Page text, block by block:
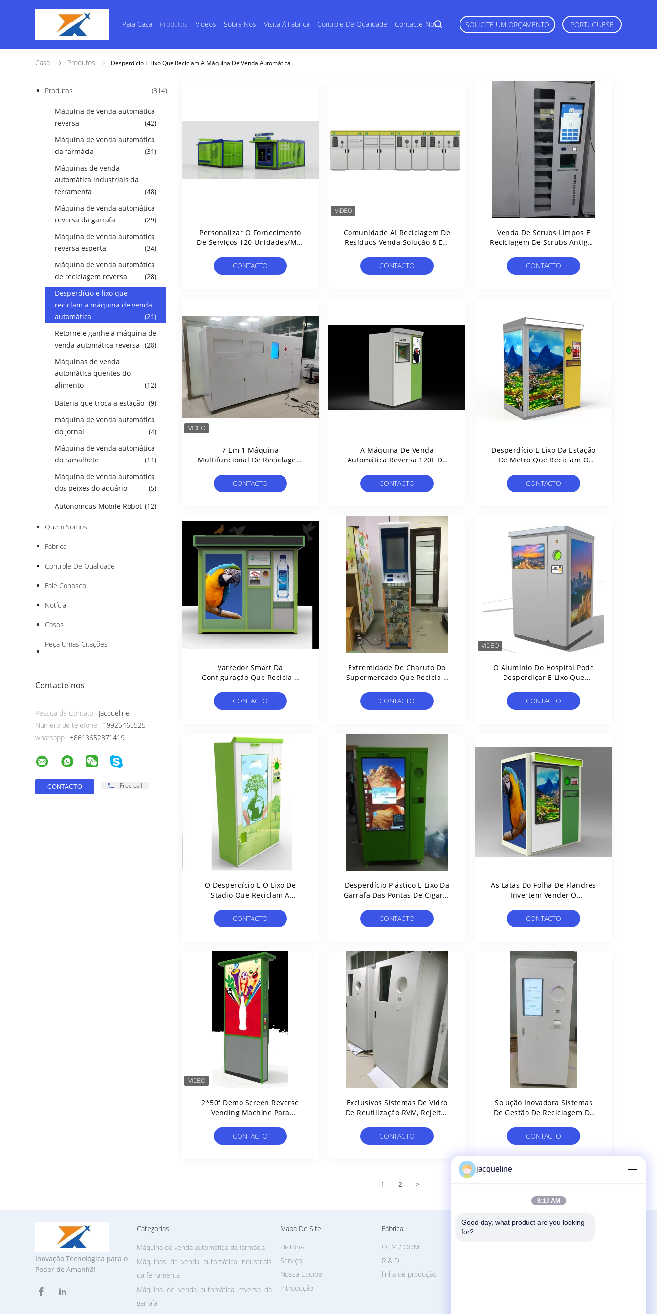
Para Casa Produtos Vídeos Sobre Nós Visita À Fábrica Controle De Qualidade Contacte-Nos SOLICITE UM ORÇAMENTO PORTUGUESE
Casa Produtos Desperdício E Lixo Que Reciclam A Máquina De Venda Automática
Produtos (314)
Máquina de venda automática
reversa
(42)
Máquina de venda automática
da farmácia
(31)
Máquinas de venda
automática industriais da
ferramenta
(48)
Máquina de venda automática
reversa da garrafa
(29)
Máquina de venda automática
reversa esperta
(34)
Máquina de venda automática
de reciclagem reversa
(28)
Desperdício e lixo que
reciclam a máquina de venda
automática
(21)
Retorne e ganhe a máquina de
venda automática reversa (28)
Máquinas de venda
automática quentes do
alimento
(12)
Bateria que troca a estação (9)
máquina de venda automática
do jornal
(4)
Máquina de venda automática
do ramalhete
(11)
Máquina de venda automática
dos peixes do aquário
(5)
Autonomous Mobile Robot (12)
Quem Somos
Fábrica
Controle De Qualidade
Fale Conosco
Notícia
Casos
Peça Umas Citações
Contacte-nos
Pessoa de Contato : Jacqueline
Número de telefone : 19925466525
whatsapp : +8613652371419
Free call
Personalizar O Fornecimento
De Serviços 120 Unidades/min
Reciclagem IA Contador E
Ordenador Rápidos
CONTACTO
Comunidade AI Reciclagem De
Resíduos Venda Solução 8 Em
Vidro Cartão Têxtil Eletrônico
Inteligente
CONTACTO
Venda De Scrubs Limpos E
Reciclagem De Scrubs Antigos,
Operado Por Cartão RFID Em
Hospitais E Laboratórios
CONTACTO
7 Em 1 Máquina
Multifuncional De Reciclagem
Grande Capacidade De
Armazenamento Da
CONTACTO
A Máquina De Venda
Automática Reversa 120L Do
Aceita A Garrafa Plástica Pak
Tetra
CONTACTO
Desperdício E Lixo Da Estação
De Metro Que Reciclam O
Venda Automática
CONTACTO
Varredor Smart Da
Configuração Que Recicla A
Automática 50 SKU Do Reverso
De RVM
CONTACTO
Extremidade De Charuto Do
Supermercado Que Recicla A
Da Máquina De Venda
Automática
CONTACTO
O Alumínio Do Hospital Pode
Desperdiçar E Lixo Que
Venda Automática
CONTACTO
O Desperdício E O Lixo De
Stadio Que Reciclam A
Automática Reciclam A
Garrafa IP54
CONTACTO
Desperdício Plástico E Lixo Da
Garrafa Das Pontas De Cigarro
Reciclam A Máquina De Venda
Automática
CONTACTO
As Latas Do Folha De Flandres
Invertem Vender O
Reciclam A Máquina De Venda
Automática 230V
CONTACTO
2*50” Demo Screen Reverse
Vending Machine Para
CONTACTO
Exclusivos Sistemas De Vidro
De Reutilização RVM, Rejeitar
Quebrado, Certificação CE,
ROHS
CONTACTO
Solução Inovadora Sistemas
De Gestão De Reciclagem De
De Até 1000 Garrafas
CONTACTO
1 2 >
Inovação Tecnológica para o
Poder de Amanhã!
Categorias
Máquina de venda automática da farmácia
Máquinas de venda automática industriais
da ferramenta
Máquina de venda automática reversa da
garrafa
Mapa Do Site
Introdução
História
Serviço
Nossa Equipe
Fábrica
linha de produção
OEM / ODM
R & D
Fale Conosco
jacqueline
8:13 AM
Good day, what product are you looking
for?